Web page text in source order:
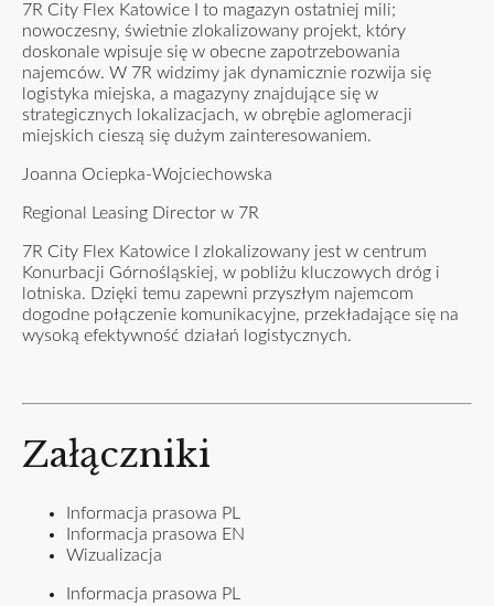
7R City Flex Katowice I to magazyn ostatniej mili;
nowoczesny, świetnie zlokalizowany projekt, który
doskonale wpisuje się w obecne zapotrzebowania
najemców. W 7R widzimy jak dynamicznie rozwija się
logistyka miejska, a magazyny znajdujące się w
strategicznych lokalizacjach, w obrębie aglomeracji
miejskich cieszą się dużym zainteresowaniem.
Joanna Ociepka-Wojciechowska
Regional Leasing Director w 7R
7R City Flex Katowice I zlokalizowany jest w centrum
Konurbacji Górnośląskiej, w pobliżu kluczowych dróg i
lotniska. Dzięki temu zapewni przyszłym najemcom
dogodne połączenie komunikacyjne, przekładające się na
wysoką efektywność działań logistycznych.
Załączniki
Informacja prasowa PL
Informacja prasowa EN
Wizualizacja
Informacja prasowa PL